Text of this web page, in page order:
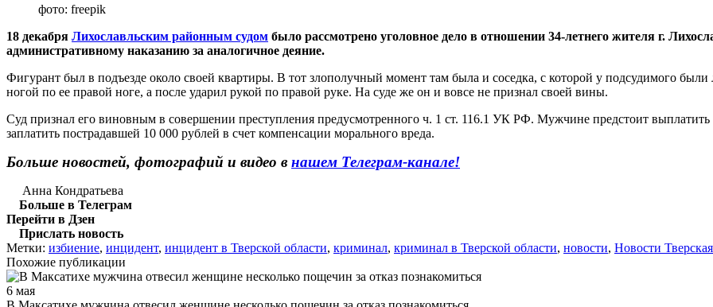
фото: freepik
18 декабря Лихославльским районным судом было рассмотрено уголовное дело в отношении 34-летнего жителя г.
административному наказанию за аналогичное деяние.
Фигурант был в подъезде около своей квартиры. В тот злополучный момент там была и соседка, с которой у подсудимого
ногой по ее правой ноге, а после ударил рукой по правой руке. На суде же он и вовсе не признал своей вины.
Суд признал его виновным в совершении преступления предусмотренного ч. 1 ст. 116.1 УК РФ. Мужчине предстоит
заплатить пострадавшей 10 000 рублей в счет компенсации морального вреда.
Больше новостей, фотографий и видео в нашем Телеграм-канале!
Анна Кондратьева
Больше в Телеграм
Перейти в Дзен
Прислать новость
Метки: избиение, инцидент, инцидент в Тверской области, криминал, криминал в Тверской области, новости, Новости
Похожие публикации
6 мая